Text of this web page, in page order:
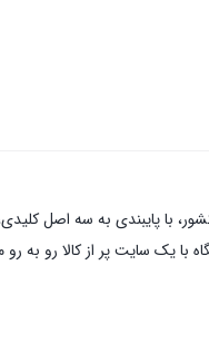
یک سایت پر از کالا رو به رو